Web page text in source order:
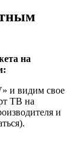
на
и видим свое
ТВ на
и